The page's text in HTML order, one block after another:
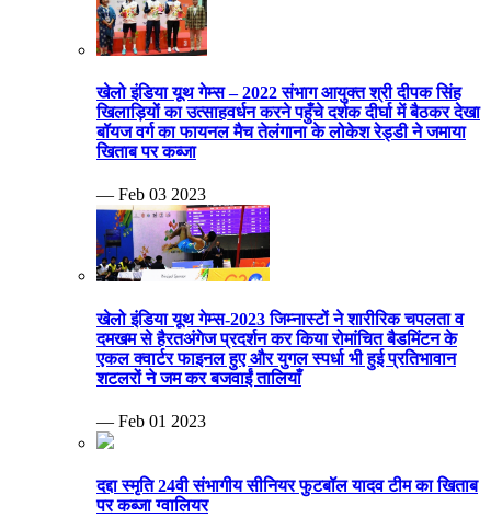
खेलो इंडिया यूथ गेम्स – 2022 संभाग आयुक्त श्री दीपक सिंह
खिलाड़ियों का उत्साहवर्धन करने पहुँचे दर्शक दीर्घा में बैठकर देखा
बॉयज वर्ग का फायनल मैच तेलंगाना के लोकेश रेड्डी ने जमाया
खिताब पर कब्जा
— Feb 03 2023
खेलो इंडिया यूथ गेम्स-2023 जिम्नास्टों ने शारीरिक चपलता व
दमखम से हैरतअंगेज प्रदर्शन कर किया रोमांचित बैडमिंटन के
एकल क्वार्टर फाइनल हुए और युगल स्पर्धा भी हुई प्रतिभावान
शटलरों ने जम कर बजवाईं तालियाँ
— Feb 01 2023
दद्दा स्मृति 24वी संभागीय सीनियर फुटबॉल यादव टीम का खिताब
पर कब्जा ग्वालियर